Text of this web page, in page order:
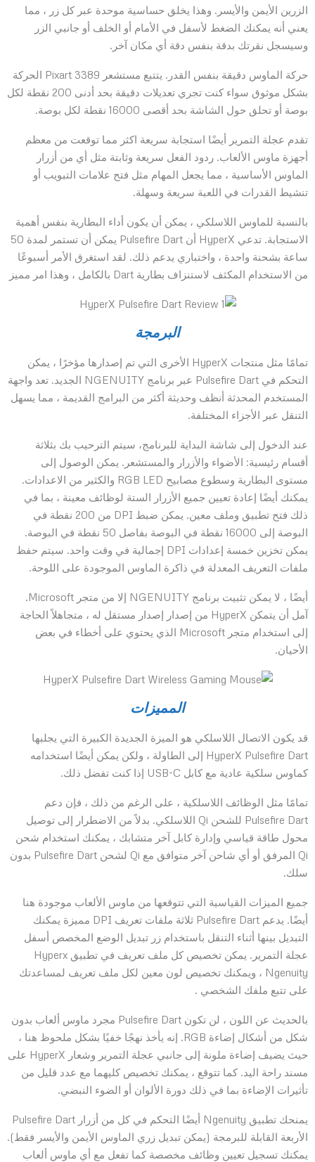
الزرين الأيمن والأيسر. وهذا يخلق حساسية موحدة عبر كل زر ، مما
يعني أنه يمكنك الضغط لأسفل في الأمام أو الخلف أو جانبي الزر
وسيسجل نقرتك بدقة بنفس دقة أي مكان آخر.
حركة الماوس دقيقة بنفس القدر. يتتبع مستشعر Pixart 3389 الحركة
بشكل موثوق سواء كنت تجري تعديلات دقيقة بحد أدنى 200 نقطة لكل
بوصة أو تحلق حول الشاشة بحد أقصى 16000 نقطة لكل بوصة.
تقدم عجلة التمرير أيضًا استجابة سريعة اكثر مما توقعت من معظم
أجهزة ماوس الألعاب. ردود الفعل سريعة وثابتة مثل أي من أزرار
الماوس الأساسية ، مما يجعل المهام مثل فتح علامات التبويب أو
تنشيط القدرات في اللعبة سريعة وسهلة.
بالنسبة للماوس اللاسلكي ، يمكن أن يكون أداء البطارية بنفس أهمية
الاستجابة. تدعي HyperX أن Pulsefire Dart يمكن أن تستمر لمدة 50
ساعة بشحنة واحدة ، واختباري يدعم ذلك. لقد استغرق الأمر أسبوعًا
من الاستخدام المكثف لاستنزاف بطارية Dart بالكامل ، وهذا امر مميز
البرمجة
تمامًا مثل منتجات HyperX الأخرى التي تم إصدارها مؤخرًا ، يمكن
التحكم في Pulsefire Dart عبر برنامج NGENUITY الجديد. تعد واجهة
المستخدم المحدثة أنظف وحديثة أكثر من البرامج القديمة ، مما يسهل
التنقل عبر الأجزاء المختلفة.
عند الدخول إلى شاشة البداية للبرنامج، سيتم الترحيب بك بثلاثة
أقسام رئيسية: الأضواء والأزرار والمستشعر. يمكن الوصول إلى
مستوى البطارية وسطوع مصابيح RGB LED والكثير من الاعدادات.
يمكنك أيضًا إعادة تعيين جميع الأزرار الستة لوظائف معينة ، بما في
ذلك فتح تطبيق وملف معين. يمكن ضبط DPI من 200 نقطة في
البوصة إلى 16000 نقطة في البوصة بفاصل 50 نقطة في البوصة.
يمكن تخزين خمسة إعدادات DPI إجمالية في وقت واحد. سيتم حفظ
ملفات التعريف المعدلة في ذاكرة الماوس الموجودة على اللوحة.
أيضًا ، لا يمكن تثبيت برنامج NGENUITY إلا من متجر Microsoft.
آمل أن يتمكن HyperX من إصدار إصدار مستقل له ، متجاهلاً الحاجة
إلى استخدام متجر Microsoft الذي يحتوي على أخطاء في بعض
الأحيان.
المميزات
قد يكون الاتصال اللاسلكي هو الميزة الجديدة الكبيرة التي يجلبها
HyperX Pulsefire Dart إلى الطاولة ، ولكن يمكن أيضًا استخدامه
كماوس سلكية عادية مع كابل USB-C إذا كنت تفضل ذلك.
تمامًا مثل الوظائف اللاسلكية ، على الرغم من ذلك ، فإن دعم
Pulsefire Dart للشحن Qi اللاسلكي. بدلاً من الاضطرار إلى توصيل
محول طاقة قياسي وإدارة كابل آخر متشابك ، يمكنك استخدام شحن
Qi المرفق أو أي شاحن آخر متوافق مع Qi لشحن Pulsefire Dart بدون
سلك.
جميع الميزات القياسية التي تتوقعها من ماوس الألعاب موجودة هنا
أيضًا. يدعم Pulsefire Dart ثلاثة ملفات تعريف DPI مميزة يمكنك
التبديل بينها أثناء التنقل باستخدام زر تبديل الوضع المخصص أسفل
عجلة التمرير. يمكن تخصيص كل ملف تعريف في تطبيق Hyperx
Ngenuity ، ويمكنك تخصيص لون معين لكل ملف تعريف لمساعدتك
على تتبع ملفك الشخصي .
بالحديث عن اللون ، لن تكون Pulsefire Dart مجرد ماوس ألعاب بدون
شكل من أشكال إضاءة RGB. إنه يأخذ نهجًا خفيًا بشكل ملحوظ هنا ،
حيث يضيف إضاءة ملونة إلى جانبي عجلة التمرير وشعار HyperX على
مسند راحة اليد. كما تتوقع ، يمكنك تخصيص كليهما مع عدد قليل من
تأثيرات الإضاءة بما في ذلك دورة الألوان أو الضوء النبضي.
يمنحك تطبيق Ngenuity أيضًا التحكم في كل من أزرار Pulsefire Dart
الأربعة القابلة للبرمجة (يمكن تبديل زري الماوس الأيمن والأيسر فقط).
يمكنك تسجيل تعيين وظائف مخصصة كما تفعل مع أي ماوس ألعاب